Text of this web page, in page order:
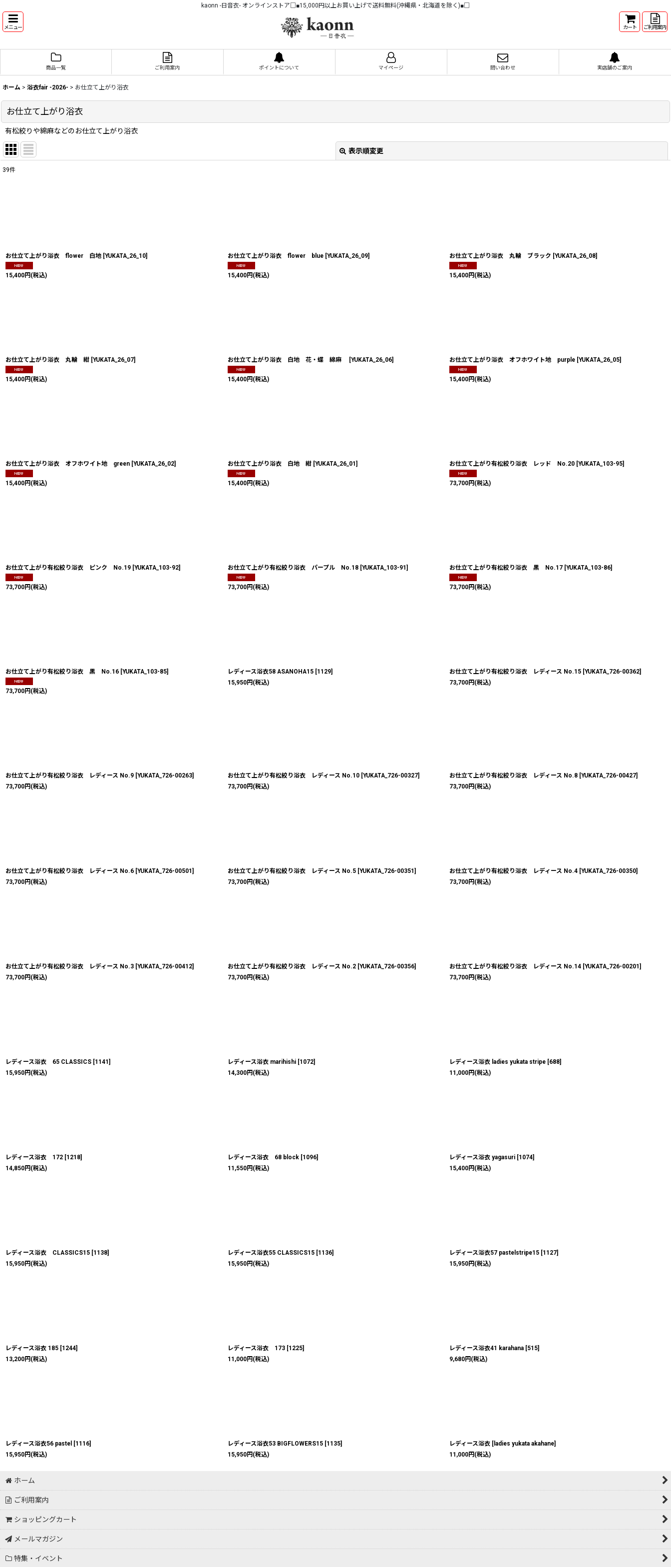
kaonn -日音衣- オンラインストア□■15,000円以上お買い上げで送料無料(沖縄県・北海道を除く)■□
メニュー カート ご利用案内
商品一覧 ご利用案内 ポイントについて マイページ 問い合わせ 実店舗のご案内
ホーム > 浴衣fair -2026- > お仕立て上がり浴衣
お仕立て上がり浴衣
有松絞りや綿麻などのお仕立て上がり浴衣
表示順変更
39件
お仕立て上がり浴衣 flower 白地 [YUKATA_26_10]
15,400円 (税込)
お仕立て上がり浴衣 flower blue [YUKATA_26_09]
15,400円 (税込)
お仕立て上がり浴衣 丸輪 ブラック [YUKATA_26_08]
15,400円 (税込)
お仕立て上がり浴衣 丸輪 紺 [YUKATA_26_07]
15,400円 (税込)
お仕立て上がり浴衣 白地 花・蝶 綿麻 [YUKATA_26_06]
15,400円 (税込)
お仕立て上がり浴衣 オフホワイト地 purple [YUKATA_26_05]
15,400円 (税込)
お仕立て上がり浴衣 オフホワイト地 green [YUKATA_26_02]
15,400円 (税込)
お仕立て上がり浴衣 白地 紺 [YUKATA_26_01]
15,400円 (税込)
お仕立て上がり有松絞り浴衣 レッド No.20 [YUKATA_103-95]
73,700円 (税込)
お仕立て上がり有松絞り浴衣 ピンク No.19 [YUKATA_103-92]
73,700円 (税込)
お仕立て上がり有松絞り浴衣 パープル No.18 [YUKATA_103-91]
73,700円 (税込)
お仕立て上がり有松絞り浴衣 黒 No.17 [YUKATA_103-86]
73,700円 (税込)
お仕立て上がり有松絞り浴衣 黒 No.16 [YUKATA_103-85]
73,700円 (税込)
レディース浴衣58 ASANOHA15 [1129]
15,950円 (税込)
お仕立て上がり有松絞り浴衣 レディース No.15 [YUKATA_726-00362]
73,700円 (税込)
お仕立て上がり有松絞り浴衣 レディース No.9 [YUKATA_726-00263]
73,700円 (税込)
お仕立て上がり有松絞り浴衣 レディース No.10 [YUKATA_726-00327]
73,700円 (税込)
お仕立て上がり有松絞り浴衣 レディース No.8 [YUKATA_726-00427]
73,700円 (税込)
お仕立て上がり有松絞り浴衣 レディース No.6 [YUKATA_726-00501]
73,700円 (税込)
お仕立て上がり有松絞り浴衣 レディース No.5 [YUKATA_726-00351]
73,700円 (税込)
お仕立て上がり有松絞り浴衣 レディース No.4 [YUKATA_726-00350]
73,700円 (税込)
お仕立て上がり有松絞り浴衣 レディース No.3 [YUKATA_726-00412]
73,700円 (税込)
お仕立て上がり有松絞り浴衣 レディース No.2 [YUKATA_726-00356]
73,700円 (税込)
お仕立て上がり有松絞り浴衣 レディース No.14 [YUKATA_726-00201]
73,700円 (税込)
レディース浴衣 65 CLASSICS [1141]
15,950円 (税込)
レディース浴衣 marihishi [1072]
14,300円 (税込)
レディース浴衣 ladies yukata stripe [688]
11,000円 (税込)
レディース浴衣 172 [1218]
14,850円 (税込)
レディース浴衣 68 block [1096]
11,550円 (税込)
レディース浴衣 yagasuri [1074]
15,400円 (税込)
レディース浴衣 CLASSICS15 [1138]
15,950円 (税込)
レディース浴衣55 CLASSICS15 [1136]
15,950円 (税込)
レディース浴衣57 pastelstripe15 [1127]
15,950円 (税込)
レディース浴衣 185 [1244]
13,200円 (税込)
レディース浴衣 173 [1225]
11,000円 (税込)
レディース浴衣41 karahana [515]
9,680円 (税込)
レディース浴衣56 pastel [1116]
15,950円 (税込)
レディース浴衣53 BIGFLOWERS15 [1135]
15,950円 (税込)
レディース浴衣 [ ladies yukata akahane]
11,000円 (税込)
ホーム
ご利用案内
ショッピングカート
メールマガジン
特集・イベント